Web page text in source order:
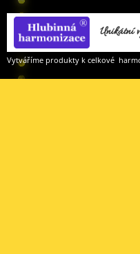
Unikátní
Vodnáře
Vytváříme produkty k celkové